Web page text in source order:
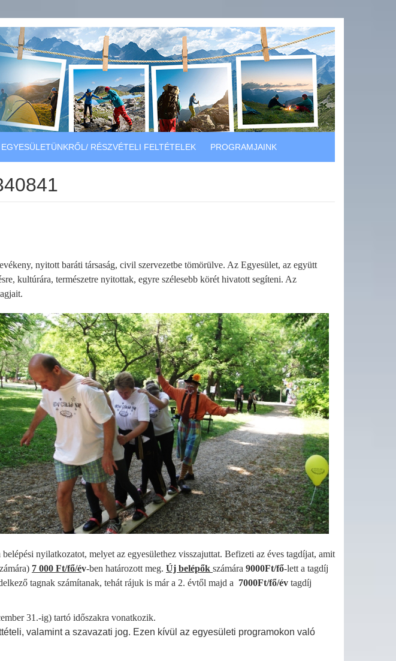
EGYESÜLETÜNKRŐL/ RÉSZVÉTELI FELTÉTELEK PROGRAMJAINK
nyitott baráti társaság, civil szervezetbe tömörülve. Az Egyesület, az együtt
kultúrára, természetre nyitottak, egyre szélesebb körét hivatott segíteni. Az
nyilatkozatot, melyet az egyesülethez visszajuttat. Befizeti az éves tagdíjat, amit
7 000 Ft/fő/év-ben határozott meg. Új belépők számára 9000Ft/fő-lett a tagdíj
tagnak számítanak, tehát rájuk is már a 2. évtől majd a 7000Ft/fő/év tagdíj
31.-ig) tartó időszakra vonatkozik.
valamint a szavazati jog. Ezen kívül az egyesületi programokon való